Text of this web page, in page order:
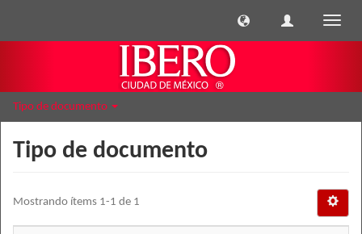
Tipo de documento
Tipo de documento
Mostrando ítems 1-1 de 1